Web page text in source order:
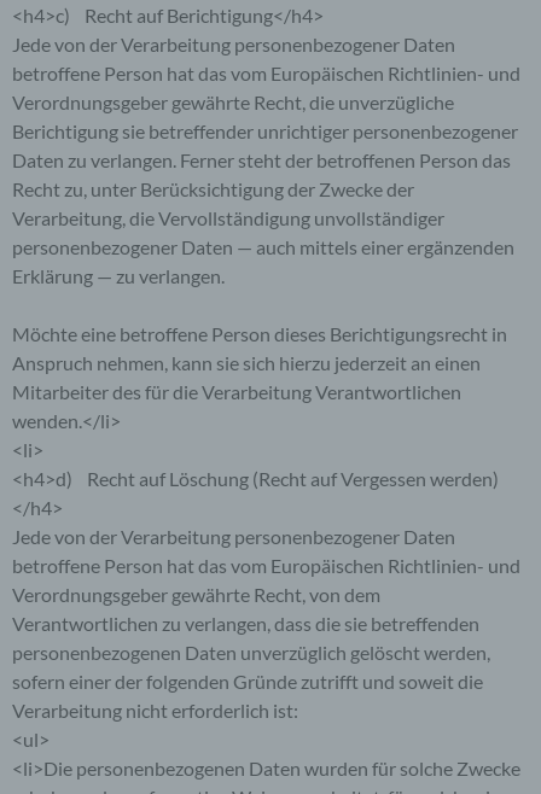
<h4>c) Recht auf Berichtigung</h4>
Jede von der Verarbeitung personenbezogener Daten
betroffene Person hat das vom Europäischen Richtlinien- und
Verordnungsgeber gewährte Recht, die unverzügliche
Berichtigung sie betreffender unrichtiger personenbezogener
Daten zu verlangen. Ferner steht der betroffenen Person das
Recht zu, unter Berücksichtigung der Zwecke der
Verarbeitung, die Vervollständigung unvollständiger
personenbezogener Daten — auch mittels einer ergänzenden
Erklärung — zu verlangen.
Möchte eine betroffene Person dieses Berichtigungsrecht in
Anspruch nehmen, kann sie sich hierzu jederzeit an einen
Mitarbeiter des für die Verarbeitung Verantwortlichen
wenden.</li>
<li>
<h4>d) Recht auf Löschung (Recht auf Vergessen werden)
</h4>
Jede von der Verarbeitung personenbezogener Daten
betroffene Person hat das vom Europäischen Richtlinien- und
Verordnungsgeber gewährte Recht, von dem
Verantwortlichen zu verlangen, dass die sie betreffenden
personenbezogenen Daten unverzüglich gelöscht werden,
sofern einer der folgenden Gründe zutrifft und soweit die
Verarbeitung nicht erforderlich ist:
<ul>
<li>Die personenbezogenen Daten wurden für solche Zwecke
werden, ergibt sich aus der jeweiligen
Eingabemaske, die für die Registrierung
verwendet wird. Die von der betroffenen Person
eingegebenen personenbezogenen Daten werden
ausschließlich für die interne Verwendung bei dem
für die Verarbeitung Verantwortlichen und für
eigene Zwecke erhoben und gespeichert. Der für
die Verarbeitung Verantwortliche kann die
Weitergabe an einen oder mehrere
Auftragsverarbeiter, beispielsweise einen
Paketdienstleister, veranlassen, der die
personenbezogenen Daten ebenfalls
ausschließlich für eine interne Verwendung, die
Durch eine Registrierung auf der Internetseite des
für die Verarbeitung Verantwortlichen wird ferner
die vom Internet-Service-Provider (ISP) der
Datum sowie die Uhrzeit der Registrierung
gespeichert. Die Speicherung dieser Daten erfolgt
vor dem Hintergrund, dass nur so der Missbrauch
unserer Dienste verhindert werden kann, und
diese Daten im Bedarfsfall ermöglichen,
begangene Straftaten aufzuklären. Insofern ist die
Speicherung dieser Daten zur Absicherung des für
die Verarbeitung Verantwortlichen erforderlich.
Eine Weitergabe dieser Daten an Dritte erfolgt
grundsätzlich nicht, sofern keine gesetzliche
Pflicht zur Weitergabe besteht oder die Weitergabe
Die Registrierung der betroffenen Person unter